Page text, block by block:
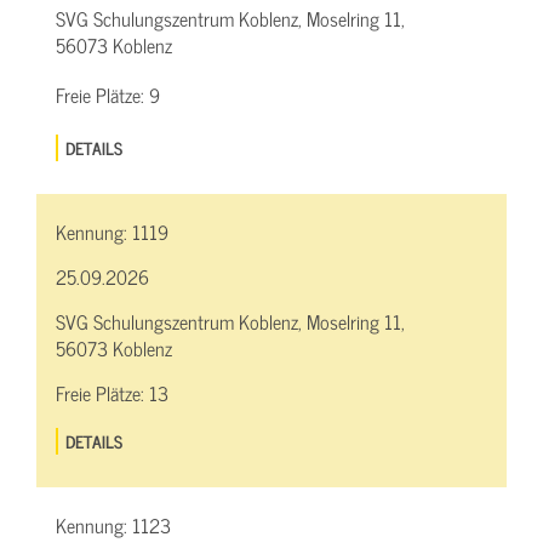
SVG Schulungszentrum Koblenz, Moselring 11,
56073 Koblenz
Freie Plätze: 9
DETAILS
Kennung: 1119
25.09.2026
SVG Schulungszentrum Koblenz, Moselring 11,
56073 Koblenz
Freie Plätze: 13
DETAILS
Kennung: 1123